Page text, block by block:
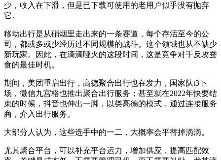
少，收入在下滑，但是已下载可使用的老用户似乎没有抛弃
它。
移动出行是从硝烟里走出来的一条赛道，每个存活至今的公
司，都或多或少经历过不同规模的战斗。这个领域也从不缺少
新玩家。因此，在滴滴哑火的这段时间，这是竞争对手反攻蚕
食的最佳时机。
期间，美团重启出行，高德聚合出行也在发力，国家队t3下
场，微信九宫格也推出聚合出行服务；甚至就在2022年快要结
束的时候，抖音也伸出一脚，以类高德的模式，通过连接服务
商，介入出行服务。
大部分人认为，这些选手中的一二，大概率会平替掉滴滴。
尤其聚合平台，可以补充平台运力，增加供应，提高匹配效